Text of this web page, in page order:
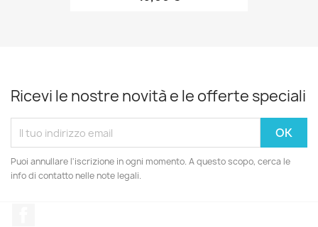
Ricevi le nostre novità e le offerte speciali
Puoi annullare l'iscrizione in ogni momento. A questo scopo, cerca le
info di contatto nelle note legali.